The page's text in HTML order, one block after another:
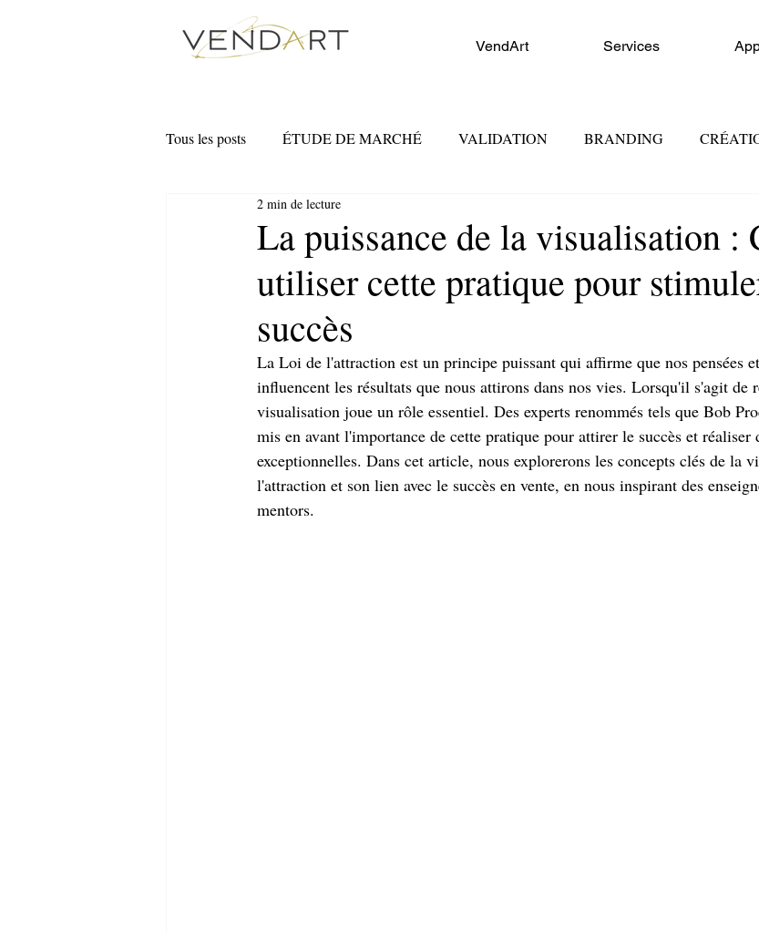
VendArt Services
Tous les posts ÉTUDE DE MARCHÉ VALIDATION BRANDING
MARKETING NUMÉRIQUE
La puissance de la visualisation :
utiliser cette pratique pour
succès
2 min de lecture
La Loi de l'attraction est un principe puissant qui affirme que nos pensées
influencent les résultats que nous attirons dans nos vies. Lorsqu'il s'agit de
visualisation joue un rôle essentiel. Des experts renommés tels que Bob
mis en avant l'importance de cette pratique pour attirer le succès et réaliser
exceptionnelles. Dans cet article, nous explorerons les concepts clés de la
l'attraction et son lien avec le succès en vente, en nous inspirant des
mentors.